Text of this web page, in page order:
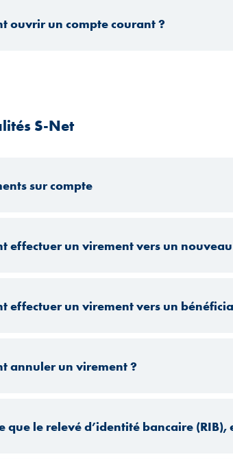
ouvrir un compte courant ?
S-Net
sur compte
effectuer un virement vers un
effectuer un virement vers un
annuler un virement ?
que le relevé d’identité bancaire (RIB),